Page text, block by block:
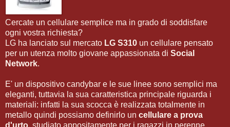
Cercate un cellulare semplice ma in grado di soddisfare
ogni vostra richiesta?
LG ha lanciato sul mercato LG S310 un cellulare pensato
per un utenza molto giovane appassionata di Social
Network.
E' un dispositivo candybar e le sue linee sono semplici ma
eleganti, tuttavia la sua caratteristica principale riguarda i
materiali: infatti la sua scocca è realizzata totalmente in
metallo quindi possiamo definirlo un cellulare a prova
d'urto, studiato appositamente per i ragazzi in perenne